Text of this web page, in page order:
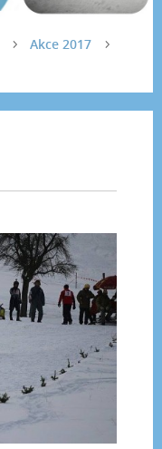
Akce 2017